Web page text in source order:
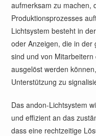
aufmerksam zu machen,
Produktionsprozesses
Lichtsystem besteht in
oder Anzeigen, die in der
sind und von
ausgelöst werden
Unterstützung zu
Das andon-Lichtsystem
und effizient an das
dass eine rechtzeitige